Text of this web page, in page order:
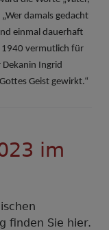
damals gedacht
einmal dauerhaft
1940 vermutlich für
Ingrid
Geist gewirkt.“
im
finden Sie hier.